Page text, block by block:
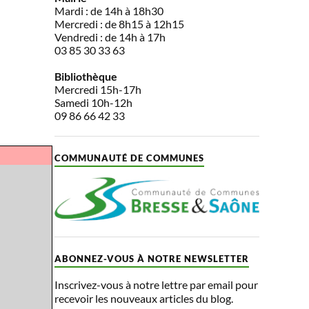
Mardi : de 14h à 18h30
Mercredi : de 8h15 à 12h15
Vendredi : de 14h à 17h
03 85 30 33 63
Bibliothèque
Mercredi 15h-17h
Samedi 10h-12h
09 86 66 42 33
COMMUNAUTÉ DE COMMUNES
ABONNEZ-VOUS À NOTRE NEWSLETTER
Inscrivez-vous à notre lettre par email pour
recevoir les nouveaux articles du blog.